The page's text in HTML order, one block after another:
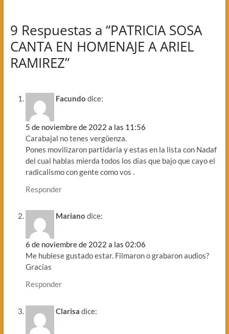
9 Respuestas a “PATRICIA SOSA
CANTA EN HOMENAJE A ARIEL
RAMIREZ”
Facundo dice:
5 de noviembre de 2022 a las 11:56
Carabajal no tenes vergüenza.
Pones movilizaron partidaria y estas en la lista con Nadaf
del cual hablas mierda todos los días que bajo que cayo el
radicalismo con gente como vos .
Responder
Mariano dice:
6 de noviembre de 2022 a las 02:06
Me hubiese gustado estar. Filmaron o grabaron audios?
Gracias
Responder
Clarisa dice: